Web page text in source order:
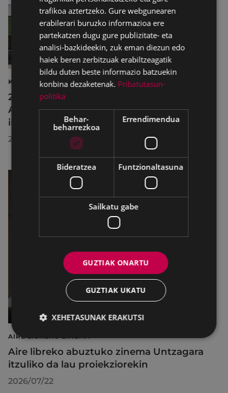
KULTURA
2026ko Delta Cultura Saria jaso du
Armagintzaren Museoak, izandako
ibilbideagatik
2026/07/23
AIRE LIBREKO ZINEMA
Aire libreko abuztuko zinema Untzagara
itzuliko da lau proiekziorekin
2026/07/22
trafikoa aztertzeko. Gure webgunearen
erabilerari buruzko informazioa ere
partekatzen dugu gure publizitate- eta
analisi-bazkideekin, zuk eman diezun edo
haiek beren zerbitzuak erabiltzeagatik
bildu duten beste informazio batzuekin
konbina dezaketenak. Pribatutasun-
politika
Behar-
beharrezkoa
Errendimendua
Bideratzea Funtzionaltasuna
Sailkatu gabe
GUZTIAK ONARTU
GUZTIAK UKATU
XEHETASUNAK ERAKUTSI